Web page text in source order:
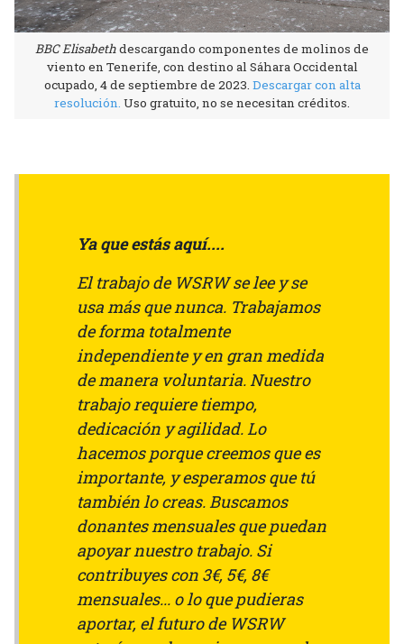
BBC Elisabethdescargando componentes de molinos de
viento en Tenerife, con destino al Sáhara Occidental
ocupado, 4 de septiembre de 2023. Descargar con alta
resolución. Uso gratuito, no se necesitan créditos.
Ya que estás aquí....
El trabajo de WSRW se lee y se
usa más que nunca. Trabajamos
de forma totalmente
independiente y en gran medida
de manera voluntaria. Nuestro
trabajo requiere tiempo,
dedicación y agilidad. Lo
hacemos porque creemos que es
importante, y esperamos que tú
también lo creas. Buscamos
donantes mensuales que puedan
apoyar nuestro trabajo. Si
contribuyes con 3€, 5€, 8€
mensuales... o lo que pudieras
aportar, el futuro de WSRW